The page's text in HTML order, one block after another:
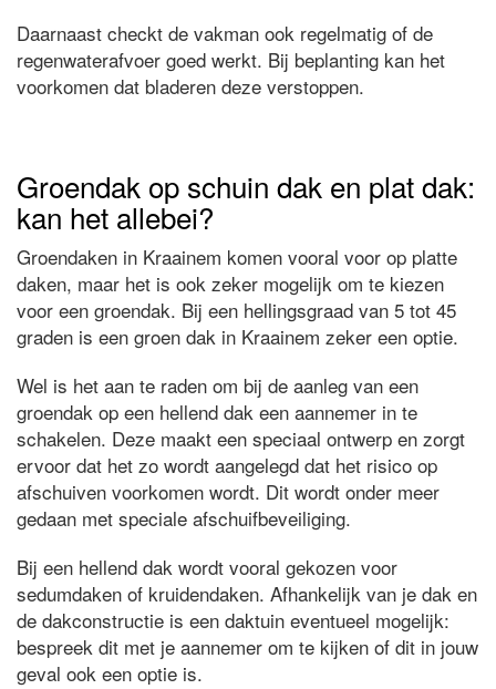
Daarnaast checkt de vakman ook regelmatig of de
regenwaterafvoer goed werkt. Bij beplanting kan het
voorkomen dat bladeren deze verstoppen.
Groendak op schuin dak en plat dak:
kan het allebei?
Groendaken in Kraainem komen vooral voor op platte
daken, maar het is ook zeker mogelijk om te kiezen
voor een groendak. Bij een hellingsgraad van 5 tot 45
graden is een groen dak in Kraainem zeker een optie.
Wel is het aan te raden om bij de aanleg van een
groendak op een hellend dak een aannemer in te
schakelen. Deze maakt een speciaal ontwerp en zorgt
ervoor dat het zo wordt aangelegd dat het risico op
afschuiven voorkomen wordt. Dit wordt onder meer
gedaan met speciale afschuifbeveiliging.
Bij een hellend dak wordt vooral gekozen voor
sedumdaken of kruidendaken. Afhankelijk van je dak en
de dakconstructie is een daktuin eventueel mogelijk:
bespreek dit met je aannemer om te kijken of dit in jouw
geval ook een optie is.